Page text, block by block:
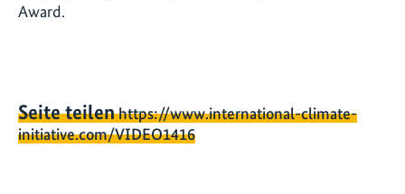
Award.
Seite teilenhttps://www.international-climate-
initiative.com/VIDEO1416